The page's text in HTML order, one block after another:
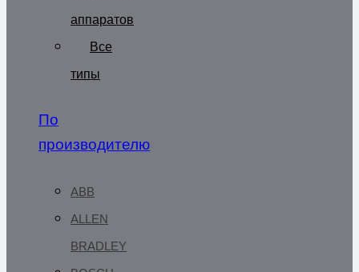
аппаратов
Все
типы
По
производителю
ABB
ALLEN
BRADLEY